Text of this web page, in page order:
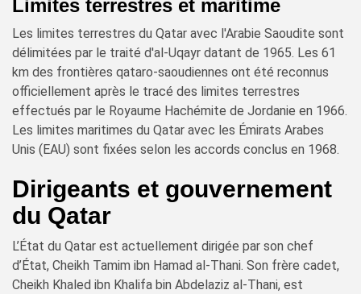
Limites terrestres et maritime
Les limites terrestres du Qatar avec l'Arabie Saoudite sont
délimitées par le traité d'al-Uqayr datant de 1965. Les 61
km des frontières qataro-saoudiennes ont été reconnus
officiellement après le tracé des limites terrestres
effectués par le Royaume Hachémite de Jordanie en 1966.
Les limites maritimes du Qatar avec les Émirats Arabes
Unis (EAU) sont fixées selon les accords conclus en 1968.
Dirigeants et gouvernement
du Qatar
L’État du Qatar est actuellement dirigée par son chef
d’État, Cheikh Tamim ibn Hamad al-Thani. Son frère cadet,
Cheikh Khaled ibn Khalifa bin Abdelaziz al-Thani, est